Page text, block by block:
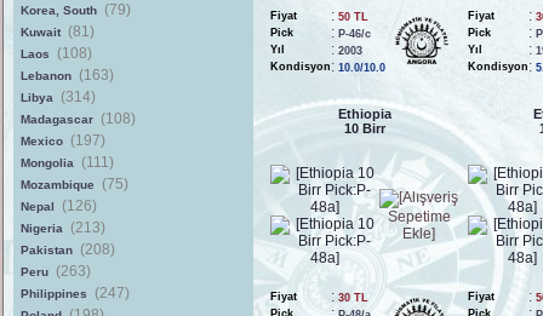
Korea, South (79)
Kuwait (81)
Laos (108)
Lebanon (163)
Libya (314)
Madagascar (108)
Mexico (197)
Mongolia (111)
Mozambique (75)
Nepal (126)
Nigeria (213)
Pakistan (208)
Peru (263)
Philippines (247)
Fiyat : 50 TL
Pick
: P-46/c
Yıl
: 2003
Kondisyon : 10.0/10.0
Fiyat :
Pick
:
Yıl
:
Kondisyon :
Ethiopia
10 Birr
Fiyat : 30 TL
Pick
Fiyat :
Pick